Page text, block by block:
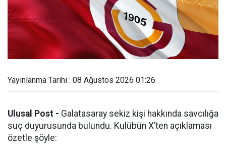
Yayınlanma Tarihi : 08 Ağustos 2026 01:26
Ulusal Post - Galatasaray sekiz kişi hakkında savcılığa
suç duyurusunda bulundu. Kulübün X’ten açıklaması
özetle şöyle: